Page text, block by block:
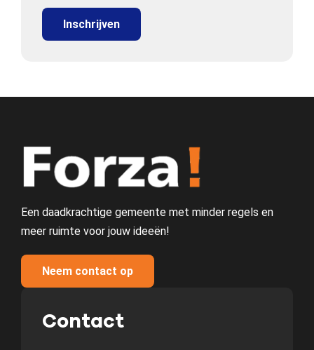
Een daadkrachtige gemeente met minder regels en
meer ruimte voor jouw ideeën!
Neem contact op
Contact